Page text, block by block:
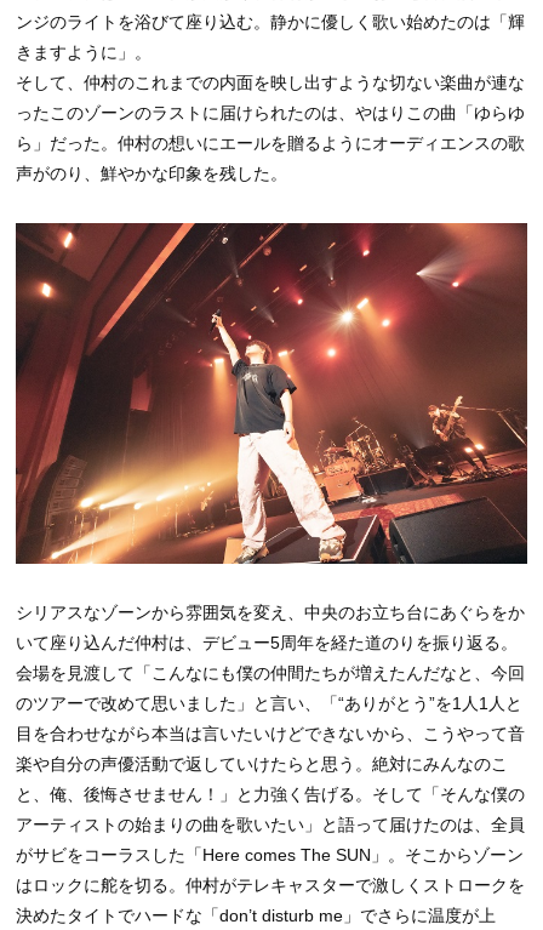
ンジのライトを浴びて座り込む。静かに優しく歌い始めたのは「輝
きますように」。
そして、仲村のこれまでの内面を映し出すような切ない楽曲が連な
ったこのゾーンのラストに届けられたのは、やはりこの曲「ゆらゆ
ら」だった。仲村の想いにエールを贈るようにオーディエンスの歌
声がのり、鮮やかな印象を残した。
シリアスなゾーンから雰囲気を変え、中央のお立ち台にあぐらをか
いて座り込んだ仲村は、デビュー5周年を経た道のりを振り返る。
会場を見渡して「こんなにも僕の仲間たちが増えたんだなと、今回
のツアーで改めて思いました」と言い、「“ありがとう”を1人1人と
目を合わせながら本当は言いたいけどできないから、こうやって音
楽や自分の声優活動で返していけたらと思う。絶対にみんなのこ
と、俺、後悔させません！」と力強く告げる。そして「そんな僕の
アーティストの始まりの曲を歌いたい」と語って届けたのは、全員
がサビをコーラスした「Here comes The SUN」。そこからゾーン
はロックに舵を切る。仲村がテレキャスターで激しくストロークを
決めたタイトでハードな「don’t disturb me」でさらに温度が上